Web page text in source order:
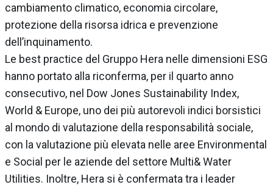
cambiamento climatico, economia circolare,
protezione della risorsa idrica e prevenzione
dell’inquinamento.
Le best practice del Gruppo Hera nelle dimensioni ESG
hanno portato alla riconferma, per il quarto anno
consecutivo, nel Dow Jones Sustainability Index,
World & Europe, uno dei più autorevoli indici borsistici
al mondo di valutazione della responsabilità sociale,
con la valutazione più elevata nelle aree Environmental
e Social per le aziende del settore Multi& Water
Utilities. Inoltre, Hera si è confermata tra i leader